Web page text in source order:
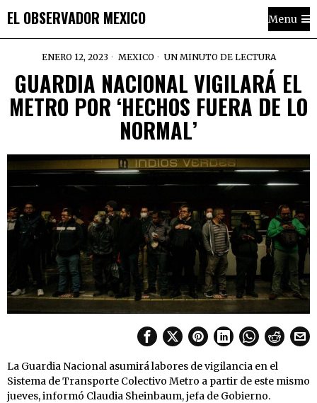
EL OBSERVADOR MEXICO Menu
ENERO 12, 2023 MEXICO UN MINUTO DE LECTURA
GUARDIA NACIONAL VIGILARÁ EL
METRO POR ‘HECHOS FUERA DE LO
NORMAL’
La Guardia Nacional asumirá labores de vigilancia en el
Sistema de Transporte Colectivo Metro a partir de este mismo
jueves, informó Claudia Sheinbaum, jefa de Gobierno.